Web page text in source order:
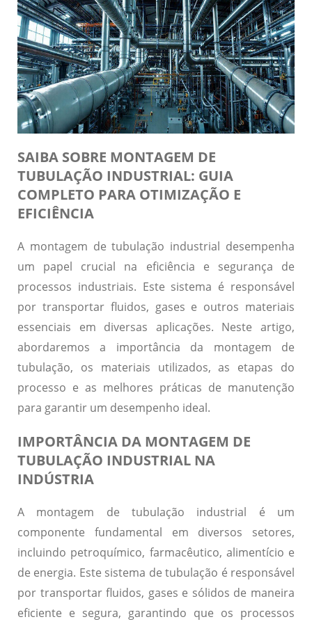
SAIBA SOBRE MONTAGEM DE
TUBULAÇÃO INDUSTRIAL: GUIA
COMPLETO PARA OTIMIZAÇÃO E
EFICIÊNCIA
A montagem de tubulação industrial desempenha
um papel crucial na eficiência e segurança de
processos industriais. Este sistema é responsável
por transportar fluidos, gases e outros materiais
essenciais em diversas aplicações. Neste artigo,
abordaremos a importância da montagem de
tubulação, os materiais utilizados, as etapas do
processo e as melhores práticas de manutenção
para garantir um desempenho ideal.
IMPORTÂNCIA DA MONTAGEM DE
TUBULAÇÃO INDUSTRIAL NA
INDÚSTRIA
A montagem de tubulação industrial é um
componente fundamental em diversos setores,
incluindo petroquímico, farmacêutico, alimentício e
de energia. Este sistema de tubulação é responsável
por transportar fluidos, gases e sólidos de maneira
eficiente e segura, garantindo que os processos